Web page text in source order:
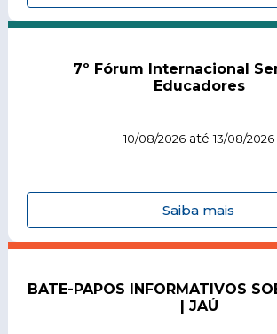
7º Fórum Internacional
Educadores
10/08/2026 até13/08/2026
Saiba mais
BATE-PAPOS INFORMATIVOS
| JAÚ